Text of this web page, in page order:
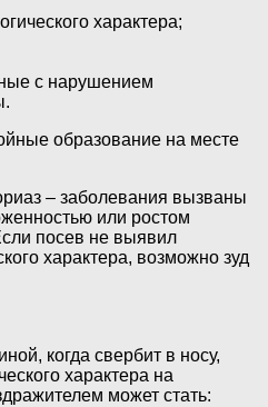
характера;
с нарушением
образование на месте
– заболевания вызваны
или ростом
посев не выявил
характера, возможно зуд
когда свербит в носу,
характера на
может стать: